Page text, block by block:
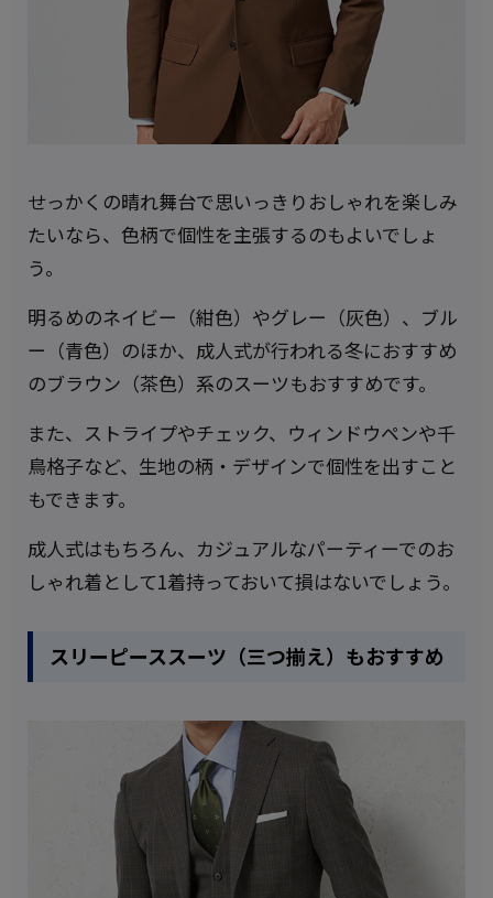
せっかくの晴れ舞台で思いっきりおしゃれを楽しみ
たいなら、色柄で個性を主張するのもよいでしょ
う。
明るめのネイビー（紺色）やグレー（灰色）、ブル
ー（青色）のほか、成人式が行われる冬におすすめ
のブラウン（茶色）系のスーツもおすすめです。
また、ストライプやチェック、ウィンドウペンや千
鳥格子など、生地の柄・デザインで個性を出すこと
もできます。
成人式はもちろん、カジュアルなパーティーでのお
しゃれ着として1着持っておいて損はないでしょう。
スリーピーススーツ（三つ揃え）もおすすめ